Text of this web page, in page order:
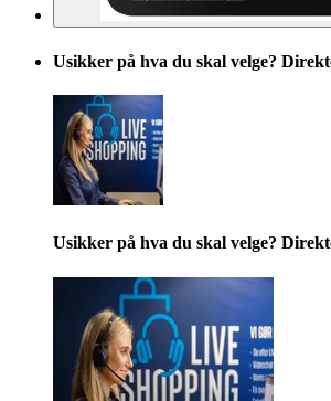
Usikker på hva du skal velge?
Usikker på hva du skal velge?